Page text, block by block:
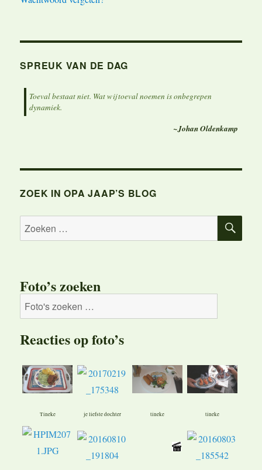
SPREUK VAN DE DAG
Toeval bestaat niet. Wat wij toeval noemen is onbegrepen
dynamiek.
~Johan Oldenkamp
ZOEK IN OPA JAAP’S BLOG
Zoeken
naar:
Foto’s zoeken
Reacties op foto’s
Tineke je liefste dochter tineke tineke